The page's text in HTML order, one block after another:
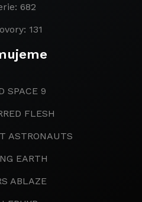
682
131
SPACE 9
FLESH
ASTRONAUTS
EARTH
ABLAZE